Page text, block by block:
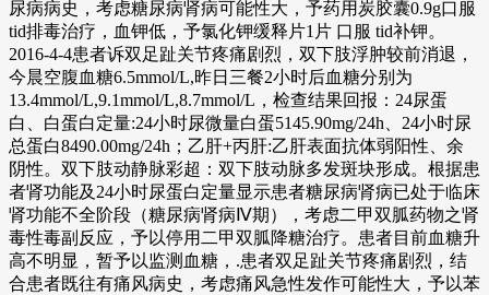
尿病病史，考虑糖尿病肾病可能性大，予药用炭胶囊0.9g口服
tid排毒治疗，血钾低，予氯化钾缓释片1片 口服 tid补钾。
2016-4-4患者诉双足趾关节疼痛剧烈，双下肢浮肿较前消退，
今晨空腹血糖6.5mmol/L,昨日三餐2小时后血糖分别为
13.4mmol/L,9.1mmol/L,8.7mmol/L，检查结果回报：24尿蛋
白、白蛋白定量:24小时尿微量白蛋5145.90mg/24h、24小时尿
总蛋白8490.00mg/24h；乙肝+丙肝:乙肝表面抗体弱阳性、余
阴性。双下肢动静脉彩超：双下肢动脉多发斑块形成。根据患
者肾功能及24小时尿蛋白定量显示患者糖尿病肾病已处于临床
肾功能不全阶段（糖尿病肾病Ⅳ期），考虑二甲双胍药物之肾
毒性毒副反应，予以停用二甲双胍降糖治疗。患者目前血糖升
高不明显，暂予以监测血糖，.患者双足趾关节疼痛剧烈，结
合患者既往有痛风病史，考虑痛风急性发作可能性大，予以苯